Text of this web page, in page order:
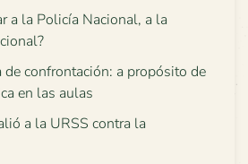
a la Policía Nacional, a la
de confrontación: a propósito de
en las aulas
a la URSS contra la